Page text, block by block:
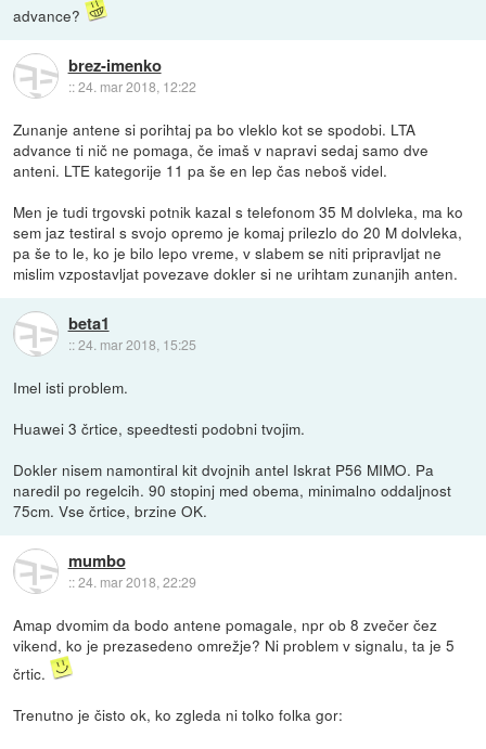
advance?
brez-imenko
::24. mar 2018, 12:22
Zunanje antene si porihtaj pa bo vleklo kot se spodobi. LTA
advance ti nič ne pomaga, če imaš v napravi sedaj samo dve
anteni. LTE kategorije 11 pa še en lep čas neboš videl.
Men je tudi trgovski potnik kazal s telefonom 35 M dolvleka, ma ko
sem jaz testiral s svojo opremo je komaj prilezlo do 20 M dolvleka,
pa še to le, ko je bilo lepo vreme, v slabem se niti pripravljat ne
mislim vzpostavljat povezave dokler si ne urihtam zunanjih anten.
beta1
::24. mar 2018, 15:25
Imel isti problem.
Huawei 3 črtice, speedtesti podobni tvojim.
Dokler nisem namontiral kit dvojnih antel Iskrat P56 MIMO. Pa
naredil po regelcih. 90 stopinj med obema, minimalno oddaljnost
75cm. Vse črtice, brzine OK.
mumbo
::24. mar 2018, 22:29
Amap dvomim da bodo antene pomagale, npr ob 8 zvečer čez
vikend, ko je prezasedeno omrežje? Ni problem v signalu, ta je 5
črtic.
Trenutno je čisto ok, ko zgleda ni tolko folka gor: